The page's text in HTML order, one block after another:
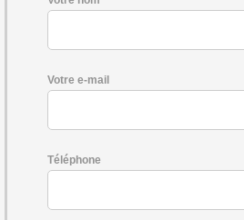
Votre e-mail
Téléphone